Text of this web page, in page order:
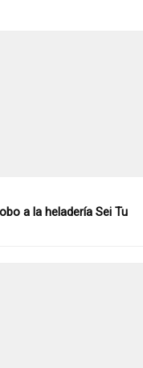
a la heladería Sei Tu